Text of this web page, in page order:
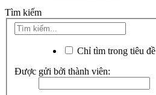
Tìm kiếm
Chỉ tìm trong tiêu đề
Được gửi bởi thành viên: